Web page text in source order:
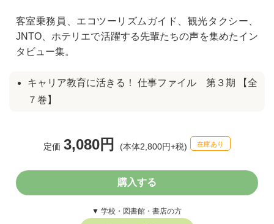
客室乗務員、エコツーリズムガイド、観光タクシー、
JNTO、ホテリエで活躍する先輩たちの声を集めたイン
タビュー集。
キャリア教育に活きる！ 仕事ファイル 第３期 【全
７巻】
定価 3,080円 (本体2,800円+税) 在庫あり
購入する
▼ 学校・図書館・書店の方